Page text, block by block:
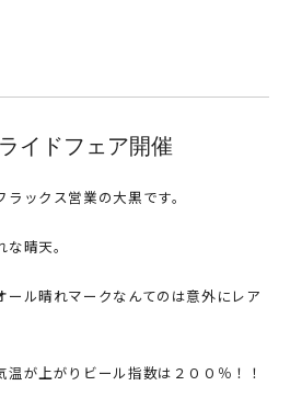
イドフェア開催
ックス営業の大黒です。
晴天。
ール晴れマークなんてのは意外にレア
が上がりビール指数は２００％！！